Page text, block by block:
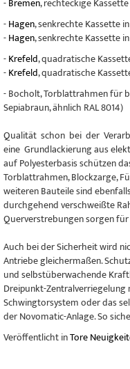
-Hagen, senkrechte Kassette
-Hagen, senkrechte Kassette
-Krefeld, quadratische
-Krefeld, quadratische
- Bocholt, Torblattrahmen für
Sepiabraun, ähnlich RAL 8014)
Qualität schon bei der
eine Grundlackierung aus
auf Polyesterbasis schützen
Torblattrahmen, Blockzarge,
weiteren Bauteile sind
durchgehend verschweißte
Querverstrebungen sorgen
Auch bei der Sicherheit wird
Antriebe gleichermaßen.
und selbstüberwachende
Dreipunkt-Zentralverriegelung
Schwingtorsystem oder das
der Novomatic-Anlage. So
Veröffentlicht inTore